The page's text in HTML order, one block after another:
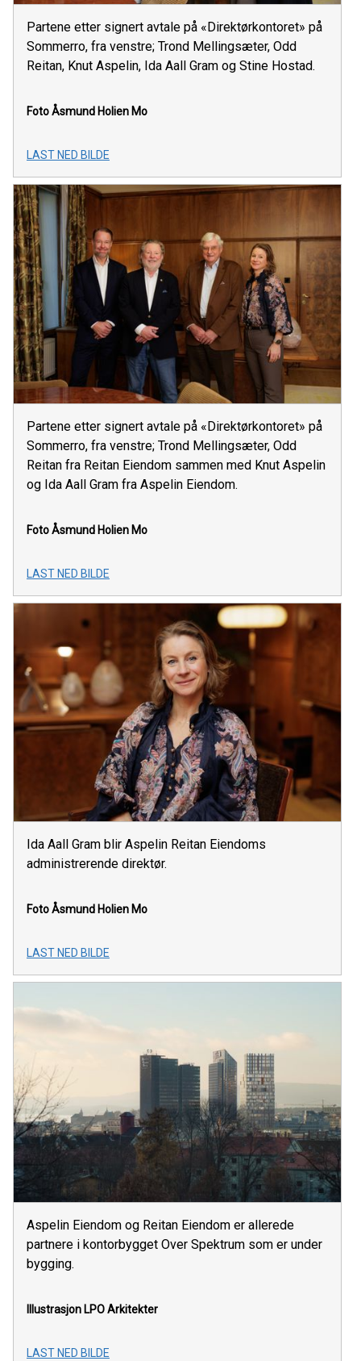
Partene etter signert avtale på «Direktørkontoret» på
Sommerro, fra venstre; Trond Mellingsæter, Odd
Reitan, Knut Aspelin, Ida Aall Gram og Stine Hostad.
Foto Åsmund Holien Mo
LAST NED BILDE
Partene etter signert avtale på «Direktørkontoret» på
Sommerro, fra venstre; Trond Mellingsæter, Odd
Reitan fra Reitan Eiendom sammen med Knut Aspelin
og Ida Aall Gram fra Aspelin Eiendom.
Foto Åsmund Holien Mo
LAST NED BILDE
Ida Aall Gram blir Aspelin Reitan Eiendoms
administrerende direktør.
Foto Åsmund Holien Mo
LAST NED BILDE
Aspelin Eiendom og Reitan Eiendom er allerede
partnere i kontorbygget Over Spektrum som er under
bygging.
Illustrasjon LPO Arkitekter
LAST NED BILDE